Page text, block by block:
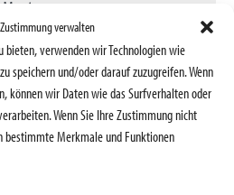
verwalten
bieten, verwenden wir Technologien wie
speichern und/oder darauf zuzugreifen. Wenn
können wir Daten wie das Surfverhalten oder
Wenn Sie Ihre Zustimmung nicht
bestimmte Merkmale und Funktionen
Monteure.
von Weinheim -
auf Anfrage.
Sie jetzt einen